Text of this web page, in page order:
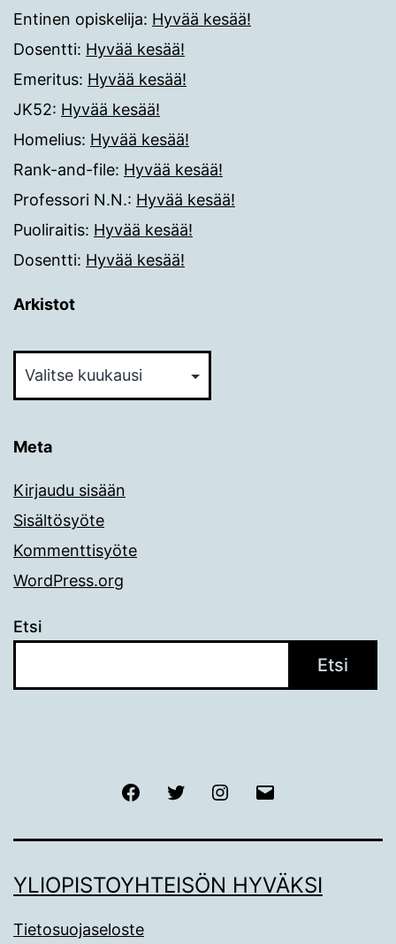
Entinen opiskelija: Hyvää kesää!
Dosentti: Hyvää kesää!
Emeritus: Hyvää kesää!
JK52: Hyvää kesää!
Homelius: Hyvää kesää!
Rank-and-file: Hyvää kesää!
Professori N.N.: Hyvää kesää!
Puoliraitis: Hyvää kesää!
Dosentti: Hyvää kesää!
Arkistot
Meta
Kirjaudu sisään
Sisältösyöte
Kommenttisyöte
WordPress.org
Etsi
Etsi
FacebookTwitter Instagram
YLIOPISTOYHTEISÖN HYVÄKSI
Tietosuojaseloste